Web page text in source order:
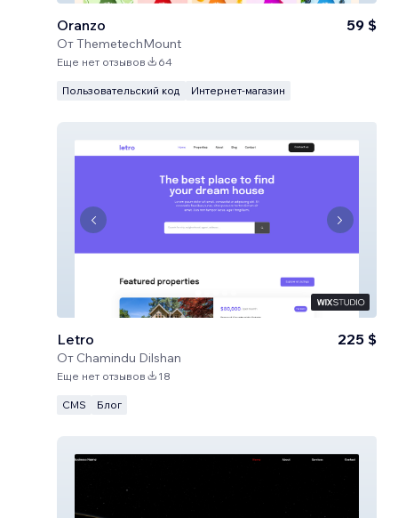
Oranzo
ОтThemetechMount
59 $
Еще нет отзывов 64
Пользовательский код Интернет-магазин
Letro
От Chamindu Dilshan
225 $
Еще нет отзывов 18
CMS Блог